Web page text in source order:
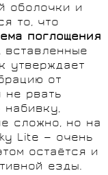
оболочки и
то, что
поглощения
утверждает
от
не рвать
набивку,
сложно, но на
Lite — очень
остаётся и
езды.